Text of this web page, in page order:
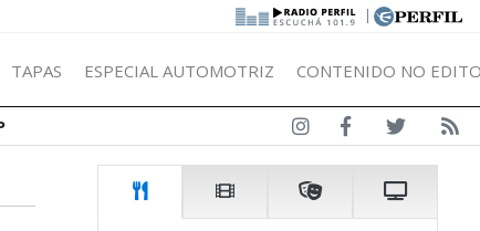
|
TAPAS ESPECIAL AUTOMOTRIZ CONTENIDO NO